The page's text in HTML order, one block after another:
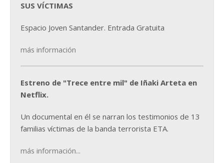
SUS VÍCTIMAS
Espacio Joven Santander. Entrada Gratuita
más información
Estreno de "Trece entre mil" de Iñaki Arteta en
Netflix.
Un documental en él se narran los testimonios de 13
familias víctimas de la banda terrorista ETA.
más información...